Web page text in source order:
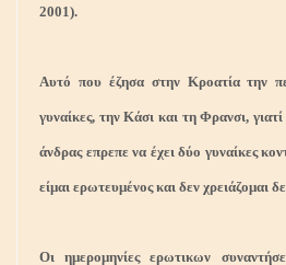
2001).
Αυτό που έζησα στην Κροατία την
γυναίκες, την Κάσι και τη Φρανσι,
άνδρας επρεπε να έχει δύο γυναίκες
είμαι ερωτευμένος και δεν χρειάζομαι
Οι ημερομηνίες ερωτικων